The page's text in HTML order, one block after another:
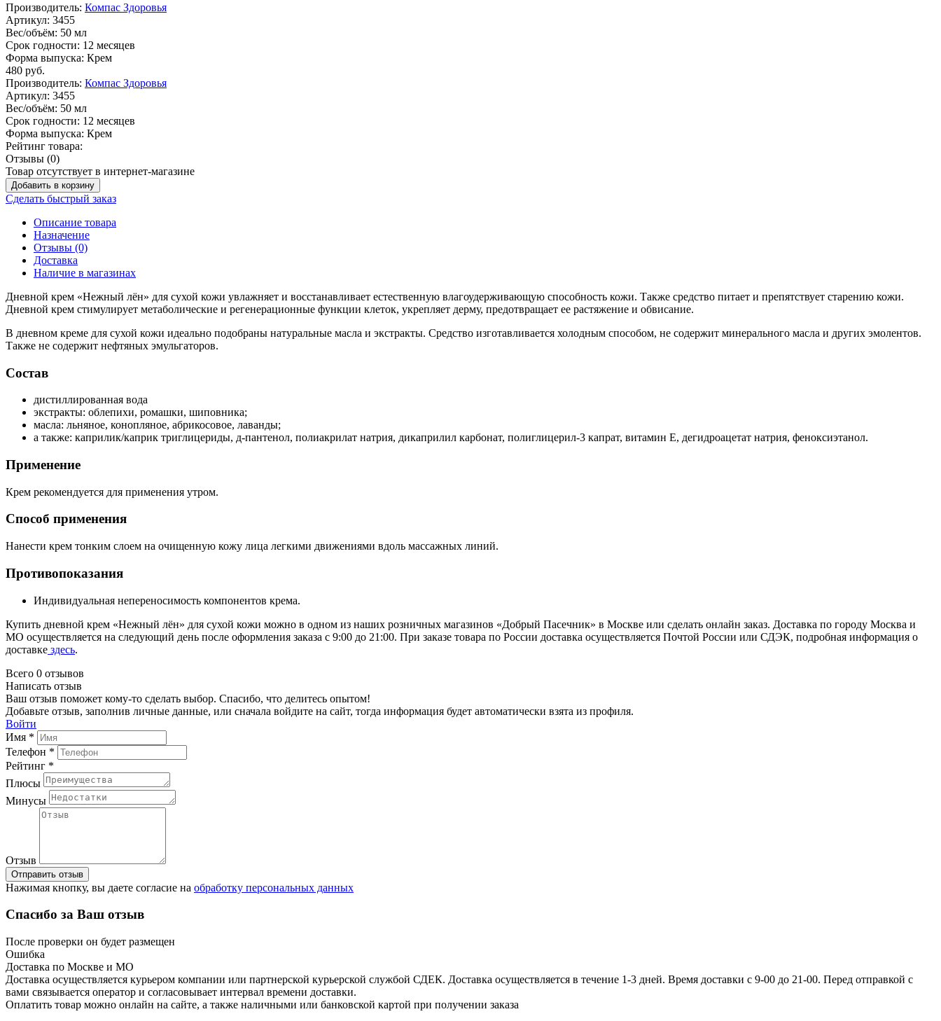
Производитель: Компас Здоровья
Артикул: 3455
Вес/объём: 50 мл
Срок годности: 12 месяцев
Форма выпуска: Крем
480 руб.
Производитель: Компас Здоровья
Артикул: 3455
Вес/объём: 50 мл
Срок годности: 12 месяцев
Форма выпуска: Крем
Рейтинг товара:
Отзывы (0)
Товар отсутствует в интернет-магазине
Добавить в корзину
Сделать быстрый заказ
Описание товара
Назначение
Отзывы (0)
Доставка
Наличие в магазинах
Дневной крем «Нежный лён» для сухой кожи увлажняет и восстанавливает естественную влагоудерживающую способность кожи. Также средство питает и препятствует старению кожи.
Дневной крем стимулирует метаболические и регенерационные функции клеток, укрепляет дерму, предотвращает ее растяжение и обвисание.
В дневном креме для сухой кожи идеально подобраны натуральные масла и экстракты. Средство изготавливается холодным способом, не содержит минерального масла и других эмолентов.
Также не содержит нефтяных эмульгаторов.
Состав
дистиллированная вода
экстракты: облепихи, ромашки, шиповника;
масла: льняное, конопляное, абрикосовое, лаванды;
а также: каприлик/каприк триглицериды, д-пантенол, полиакрилат натрия, дикаприлил карбонат, полиглицерил-3 капрат, витамин Е, дегидроацетат натрия, феноксиэтанол.
Применение
Крем рекомендуется для применения утром.
Способ применения
Нанести крем тонким слоем на очищенную кожу лица легкими движениями вдоль массажных линий.
Противопоказания
Индивидуальная непереносимость компонентов крема.
Купить дневной крем «Нежный лён» для сухой кожи можно в одном из наших розничных магазинов «Добрый Пасечник» в Москве или сделать онлайн заказ. Доставка по городу Москва и
МО осуществляется на следующий день после оформления заказа с 9:00 до 21:00. При заказе товара по России доставка осуществляется Почтой России или СДЭК, подробная информация о
доставке здесь.
Всего 0 отзывов
Написать отзыв
Ваш отзыв поможет кому-то сделать выбор. Спасибо, что делитесь опытом!
Добавьте отзыв, заполнив личные данные, или сначала войдите на сайт, тогда информация будет автоматически взята из профиля.
Войти
Имя *
Телефон *
Рейтинг *
Плюсы
Минусы
Отзыв
Отправить отзыв
Нажимая кнопку, вы даете согласие на обработку персональных данных
Спасибо за Ваш отзыв
После проверки он будет размещен
Ошибка
Доставка по Москве и МО
Доставка осуществляется курьером компании или партнерской курьерской службой СДЕК. Доставка осуществляется в течение 1-3 дней. Время доставки с 9-00 до 21-00. Перед отправкой с
вами связывается оператор и согласовывает интервал времени доставки.
Оплатить товар можно онлайн на сайте, а также наличными или банковской картой при получении заказа